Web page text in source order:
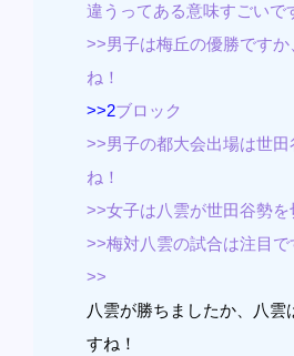
違うってある意味すごいで
>>男子は梅丘の優勝です
ね！
>>2ブロック
>>男子の都大会出場は世
ね！
>>女子は八雲が世田谷勢を
>>梅対八雲の試合は注目で
>>
八雲が勝ちましたか、八
すね！